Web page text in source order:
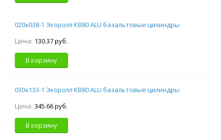
020х038-1 Экоролл КВ80 ALU базальтовые цилиндры
Цена: 130.37 руб.
В корзину
030х133-1 Экоролл КВ80 ALU базальтовые цилиндры
Цена: 345.66 руб.
В корзину